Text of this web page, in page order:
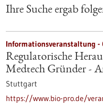
Ihre Suche ergab
Informationsveranstaltung -
Regulatorische
Medtech Gründer -
Stuttgart
https://www.bio-pro.de/